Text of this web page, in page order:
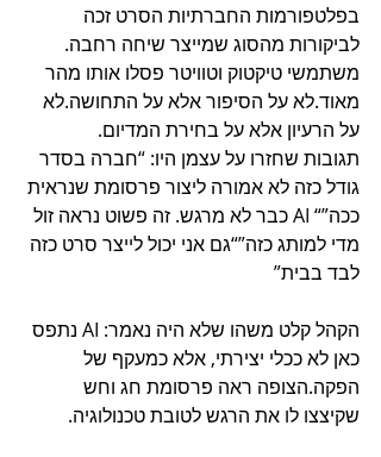
בפלטפורמות החברתיות הסרט זכה
לביקורות מהסוג שמייצר שיחה רחבה.
משתמשי טיקטוק וטוויטר פסלו אותו מהר
מאוד.לא על הסיפור אלא על התחושה.לא
על הרעיון אלא על בחירת המדיום.
תגובות שחזרו על עצמן היו: “חברה בסדר
גודל כזה לא אמורה ליצור פרסומת שנראית
ככה”“ AI כבר לא מרגש. זה פשוט נראה זול
מדי למותג כזה”“גם אני יכול לייצר סרט כזה
לבד בבית”
הקהל קלט משהו שלא היה נאמר: AI נתפס
כאן לא ככלי יצירתי, אלא כמעקף של
הפקה.הצופה ראה פרסומת חג וחש
שקיצצו לו את הרגש לטובת טכנולוגיה.